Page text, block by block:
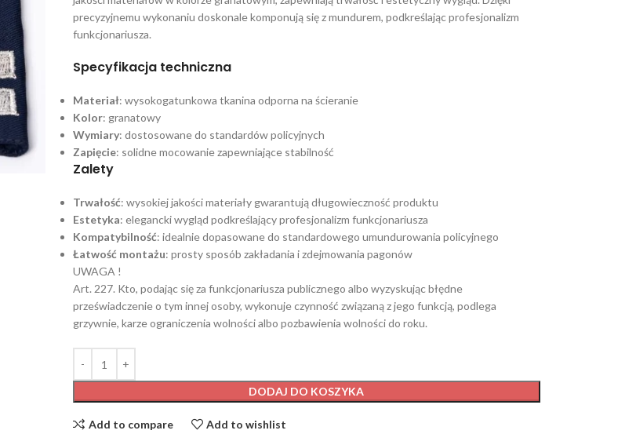
precyzyjnemu wykonaniu doskonale komponują się z mundurem, podkreślając profesjonalizm
funkcjonariusza.​
Specyfikacja techniczna
Materiał: wysokogatunkowa tkanina odporna na ścieranie​
Kolor: granatowy​
Wymiary: dostosowane do standardów policyjnych​
Zapięcie: solidne mocowanie zapewniające stabilność​
Zalety
Trwałość: wysokiej jakości materiały gwarantują długowieczność produktu​
Estetyka: elegancki wygląd podkreślający profesjonalizm funkcjonariusza​
Kompatybilność: idealnie dopasowane do standardowego umundurowania policyjnego​
Łatwość montażu: prosty sposób zakładania i zdejmowania pagonów​
UWAGA !
Art. 227. Kto, podając się za funkcjonariusza publicznego albo wyzyskując błędne
przeświadczenie o tym innej osoby, wykonuje czynność związaną z jego funkcją, podlega
grzywnie, karze ograniczenia wolności albo pozbawienia wolności do roku.
DODAJ DO KOSZYKA
Add to compare Add to wishlist